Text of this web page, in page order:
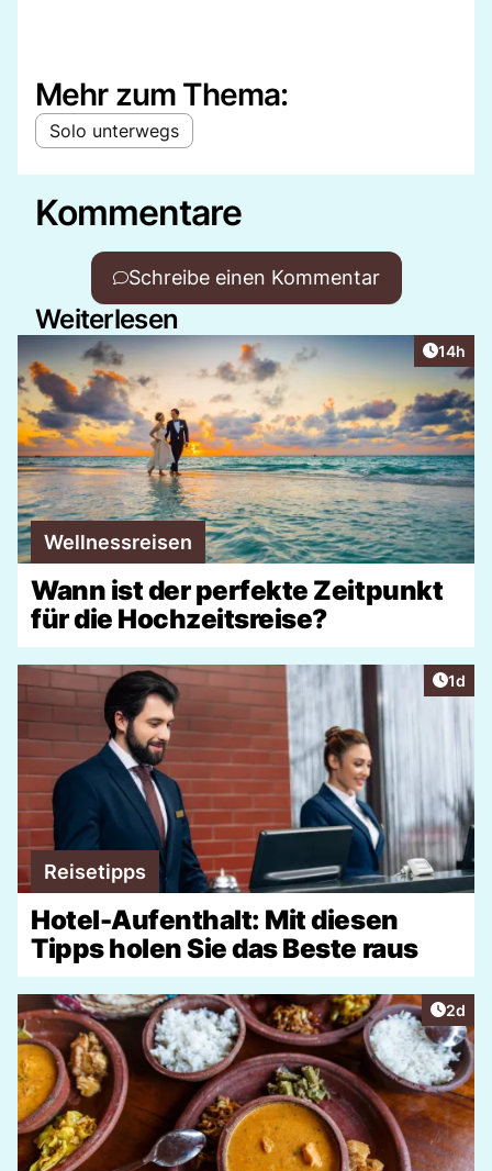
Mehr zum Thema:
Solo unterwegs
Kommentare
Schreibe einen Kommentar
Weiterlesen
Artikel
14h
Wellnessreisen
Wann ist der perfekte Zeitpunkt
für die Hochzeitsreise?
1d
Reisetipps
Hotel-Aufenthalt: Mit diesen
Tipps holen Sie das Beste raus
2d